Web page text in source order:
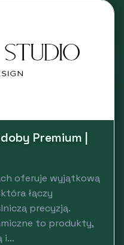
Premium |
oferuje wyjątkową
łączy
precyzją.
to produkty,
i...